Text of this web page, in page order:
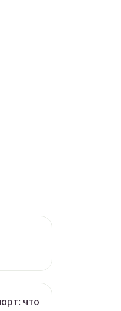
что